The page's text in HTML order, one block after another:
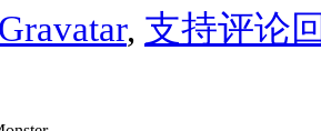
, 支持评论